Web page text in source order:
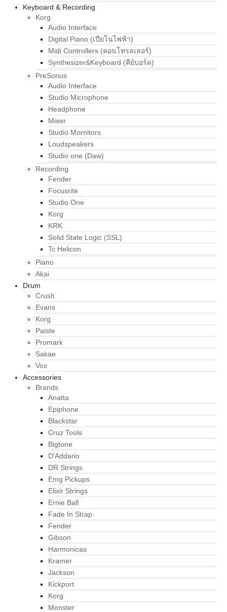
Keyboard & Recording
Korg
Audio Interface
Digital Piano (เปียโนไฟฟ้า)
Midi Controllers (คอนโทรลเลอร์)
Synthesizer&Keyboard (คีย์บอร์ด)
PreSonus
Audio Interface
Studio Microphone
Headphone
Mixer
Studio Mornitors
Loudspeakers
Studio one (Daw)
Recording
Fender
Focusrite
Studio One
Korg
KRK
Solid State Logic (SSL)
Tc Helicon
Piano
Akai
Drum
Crush
Evans
Korg
Paiste
Promark
Sakae
Vox
Accessories
Brands
Anatta
Epiphone
Blackstar
Cruz Tools
Bigtone
D’Addario
DR Strings
Emg Pickups
Elixir Strings
Ernie Ball
Fade In Strap
Fender
Gibson
Harmonicas
Kramer
Jackson
Kickport
Korg
Monster